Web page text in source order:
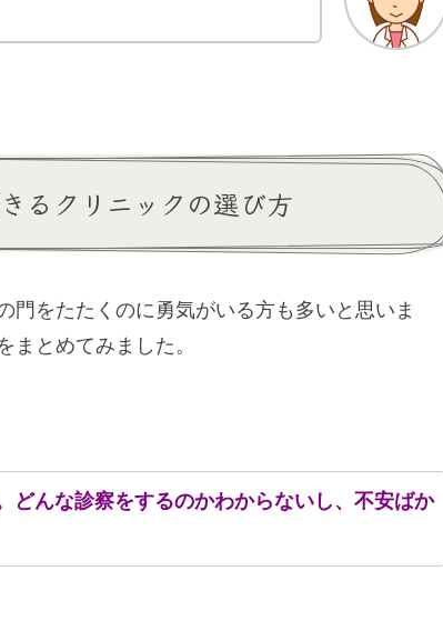
るクリニックの選び方
門をたたくのに勇気がいる方も多いと思いま
とめてみました。
どんな診察をするのかわからないし、不安ばか